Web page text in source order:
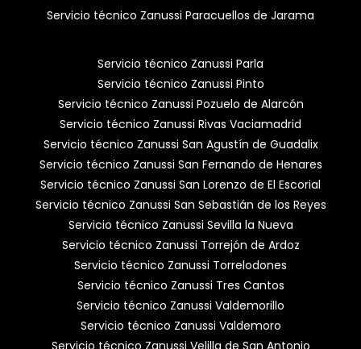
Servicio técnico Zanussi Paracuellos de Jarama
Servicio técnico Zanussi Parla
Servicio técnico Zanussi Pinto
Servicio técnico Zanussi Pozuelo de Alarcón
Servicio técnico Zanussi Rivas Vaciamadrid
Servicio técnico Zanussi San Agustín de Guadalix
Servicio técnico Zanussi San Fernando de Henares
Servicio técnico Zanussi San Lorenzo de El Escorial
Servicio técnico Zanussi San Sebastián de los Reyes
Servicio técnico Zanussi Sevilla la Nueva
Servicio técnico Zanussi Torrejón de Ardoz
Servicio técnico Zanussi Torrelodones
Servicio técnico Zanussi Tres Cantos
Servicio técnico Zanussi Valdemorillo
Servicio técnico Zanussi Valdemoro
Servicio técnico Zanussi Velilla de San Antonio